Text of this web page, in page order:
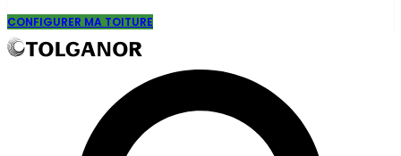
CONFIGURER MA TOITURE